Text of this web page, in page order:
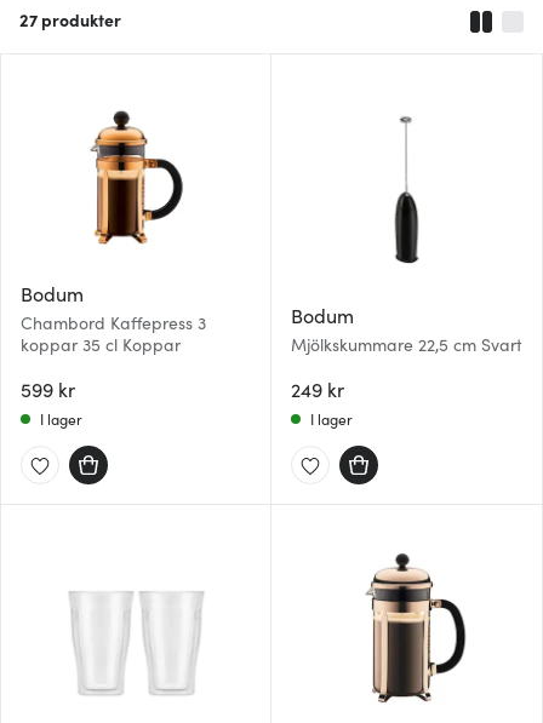
27 produkter
Bodum
Chambord Kaffepress 3
koppar 35 cl Koppar
599 kr
I lager
Bodum
Mjölkskummare 22,5 cm Svart
249 kr
I lager